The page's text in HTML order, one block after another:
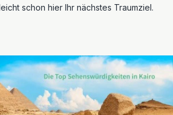
schon hier Ihr nächstes Traumziel.